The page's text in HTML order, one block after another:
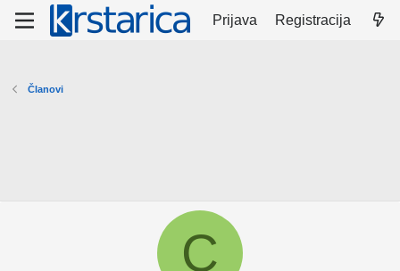
Prijava Registracija
Članovi
C